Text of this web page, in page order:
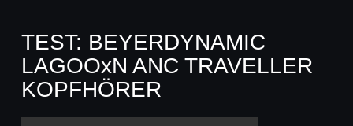
TEST: BEYERDYNAMIC
LAGOOxN ANC TRAVELLER
KOPFHÖRER